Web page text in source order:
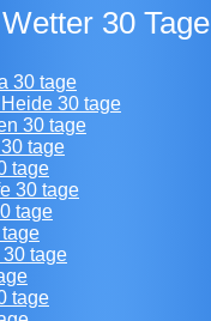
Wetter 30 Tage
30 tage
30 tage
30 tage
tage
tage
30 tage
tage
tage
tage